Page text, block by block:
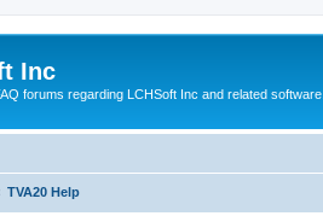
Inc
forums regarding LCHSoft Inc and related software.
TVA20 Help